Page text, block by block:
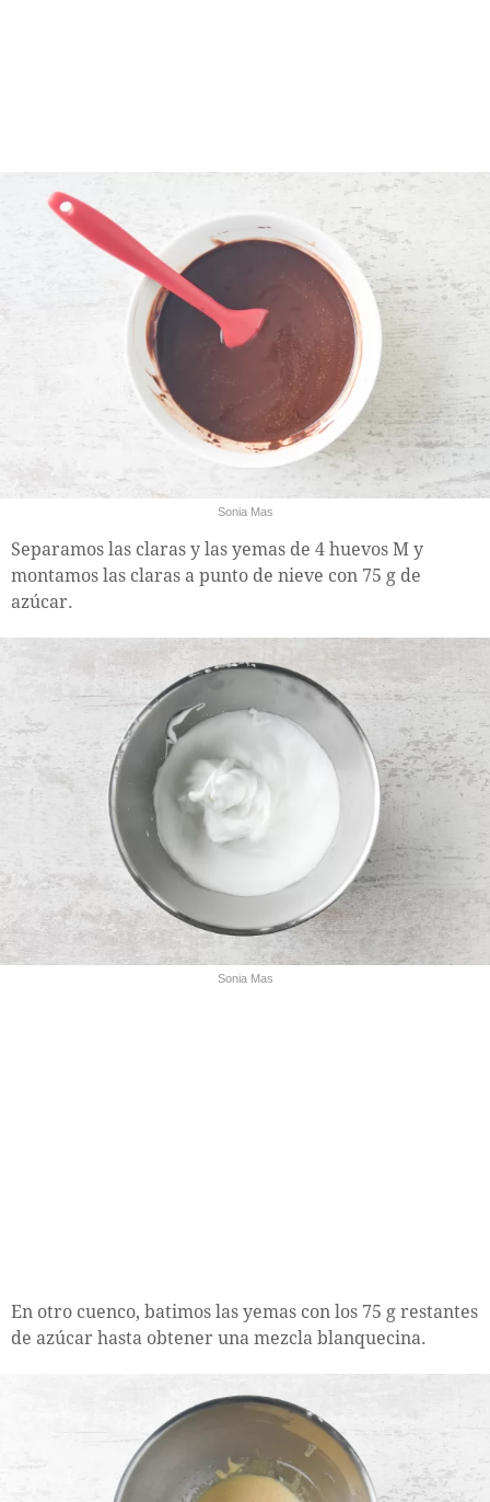
Sonia Mas
Separamos las claras y las yemas de 4 huevos M y
montamos las claras a punto de nieve con 75 g de
azúcar.
Sonia Mas
En otro cuenco, batimos las yemas con los 75 g restantes
de azúcar hasta obtener una mezcla blanquecina.